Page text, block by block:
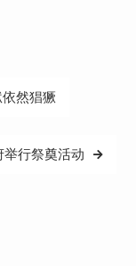
然猖獗
行祭奠活动